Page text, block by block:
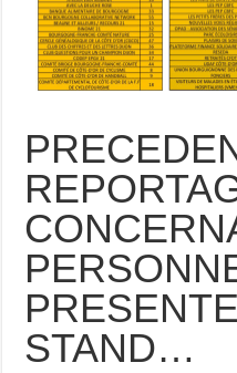
STAND…